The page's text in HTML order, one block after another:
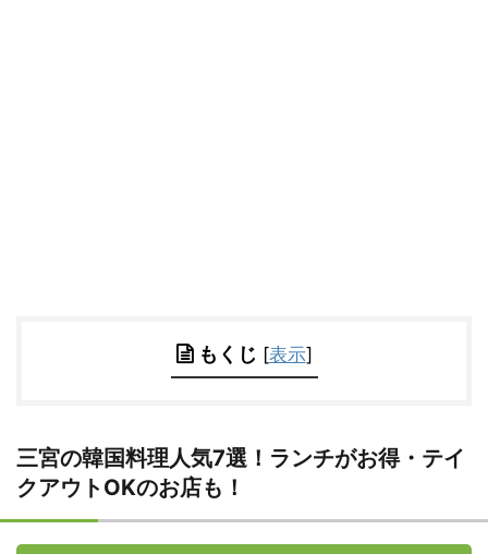
もくじ [表示]
三宮の韓国料理人気7選！ランチがお得・テイ
クアウトOKのお店も！